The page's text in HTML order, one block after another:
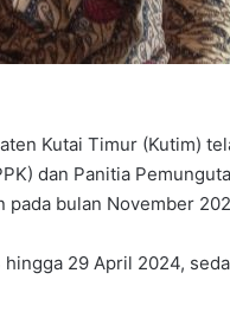
Kutai Timur (Kutim)
dan Panitia
pada bulan November
29 April 2024,